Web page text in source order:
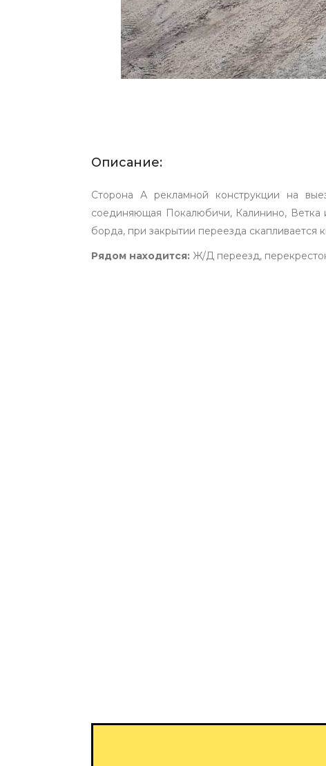
Описание:
Сторона А рекламной конструкции на
соединяющая Покалюбичи, Калинино,
борда, при закрытии переезда скапливается
Рядом находится: Ж/Д переезд,